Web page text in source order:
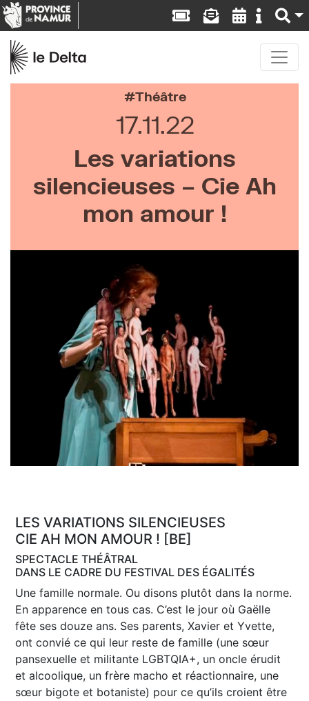
Théâtre
17.11.22
Les variations
silencieuses – Cie Ah
mon amour !
LES VARIATIONS SILENCIEUSES
CIE AH MON AMOUR ! [BE]
SPECTACLE THÉÂTRAL
DANS LE CADRE DU FESTIVAL DES ÉGALITÉS
Une famille normale. Ou disons plutôt dans la norme.
En apparence en tous cas. C’est le jour où Gaëlle
fête ses douze ans. Ses parents, Xavier et Yvette,
ont convié ce qui leur reste de famille (une sœur
pansexuelle et militante LGBTQIA+, un oncle érudit
et alcoolique, un frère macho et réactionnaire, une
sœur bigote et botaniste) pour ce qu’ils croient être